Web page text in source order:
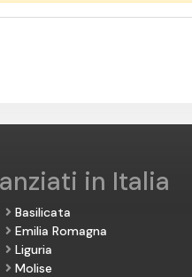
in Italia
Basilicata
Emilia Romagna
Liguria
Molise